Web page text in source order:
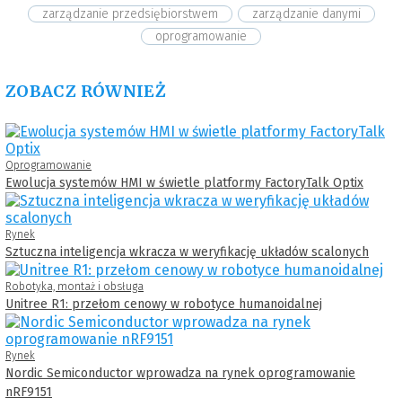
zarządzanie przedsiębiorstwem
zarządzanie danymi
oprogramowanie
ZOBACZ RÓWNIEŻ
Oprogramowanie
Ewolucja systemów HMI w świetle platformy FactoryTalk Optix
Rynek
Sztuczna inteligencja wkracza w weryfikację układów scalonych
Robotyka, montaż i obsługa
Unitree R1: przełom cenowy w robotyce humanoidalnej
Rynek
Nordic Semiconductor wprowadza na rynek oprogramowanie
nRF9151